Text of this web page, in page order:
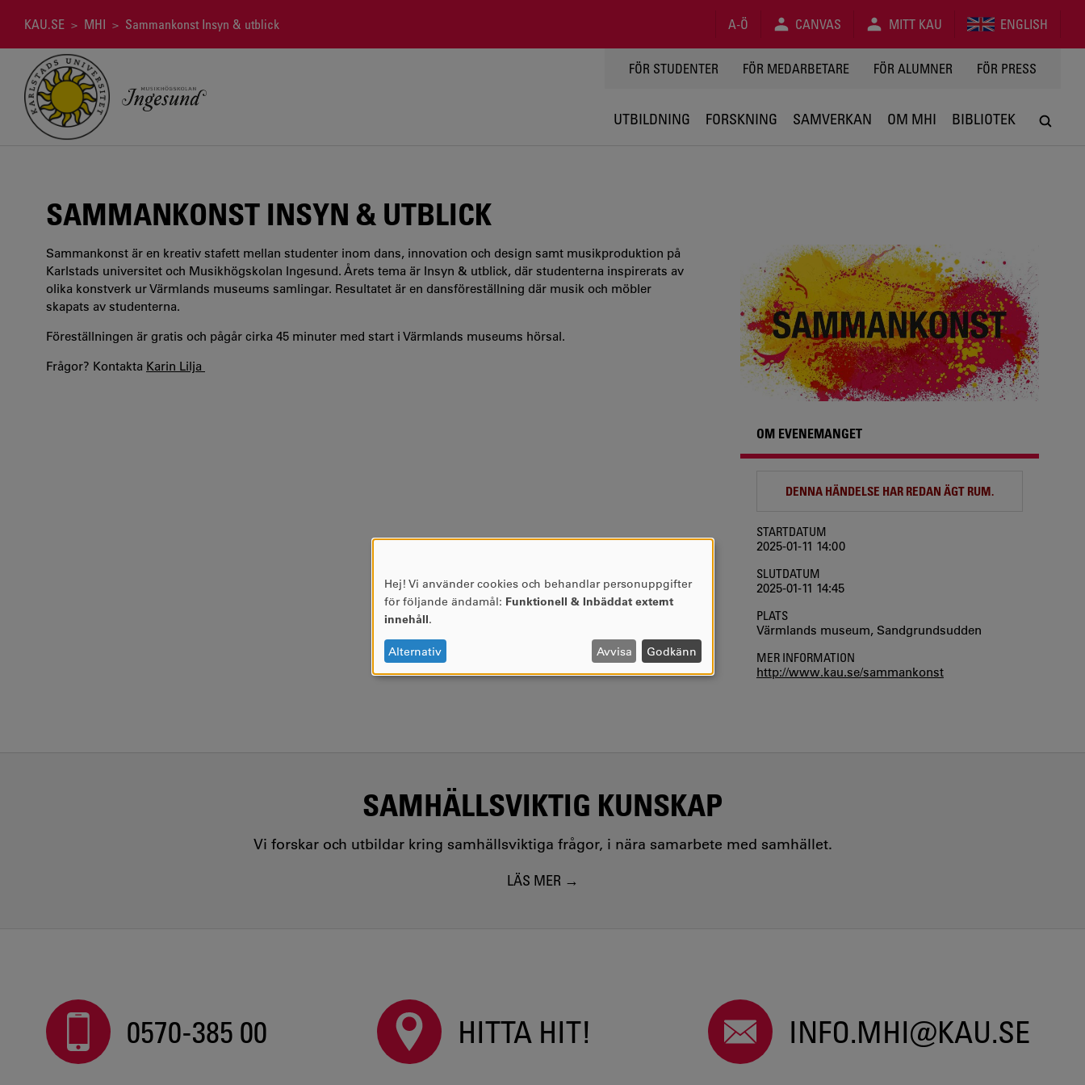
Länkstig
KAU.SE > MHI > Sammankonst Insyn & utblick A-Ö CANVAS MITT KAU ENGLISH
TOPPMENY
FÖR STUDENTER FÖR MEDARBETARE FÖR ALUMNER FÖR PRESS
UTBILDNING FORSKNING SAMVERKAN OM MHI BIBLIOTEK
SAMMANKONST INSYN & UTBLICK
Sammankonst är en kreativ stafett mellan studenter inom dans, innovation och design samt musikproduktion på
Karlstads universitet och Musikhögskolan Ingesund. Årets tema är Insyn & utblick, där studenterna inspirerats av
olika konstverk ur Värmlands museums samlingar. Resultatet är en dansföreställning där musik och möbler
skapats av studenterna.
Föreställningen är gratis och pågår cirka 45 minuter med start i Värmlands museums hörsal.
Frågor? Kontakta Karin Lilja
OM EVENEMANGET
DENNA HÄNDELSE HAR REDAN ÄGT RUM.
STARTDATUM
2025-01-11 14:00
SLUTDATUM
2025-01-11 14:45
PLATS
Värmlands museum, Sandgrundsudden
MER INFORMATION
http://www.kau.se/sammankonst
SAMHÄLLSVIKTIG KUNSKAP
Vi forskar och utbildar kring samhällsviktiga frågor, i nära samarbete med samhället.
LÄS MER
0570-385 00 HITTA HIT! INFO.MHI@KAU.SE
ANVÄNDNING
AV
OCH
COOKIES
Hej! Vi använder cookies och behandlar personuppgifter
för följande ändamål: Funktionell & Inbäddat externt
innehåll.
Alternativ Avvisa Godkänn